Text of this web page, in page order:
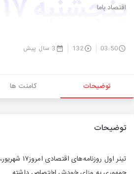
اقتصاد باما
03:50
132 3 سال پیش
توضیحات کامنت ها
توضیحات
تینر اول